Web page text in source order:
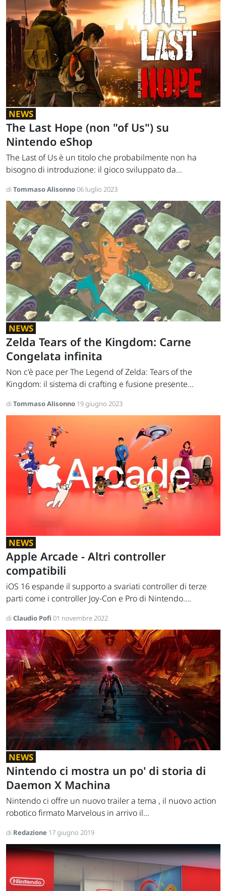
NEWS
The Last Hope (non "of Us") su
Nintendo eShop
The Last of Us è un titolo che probabilmente non ha
bisogno di introduzione: il gioco sviluppato da...
di Tommaso Alisonno06 luglio 2023
NEWS
Zelda Tears of the Kingdom: Carne
Congelata infinita
Non c'è pace per The Legend of Zelda: Tears of the
Kingdom: il sistema di crafting e fusione presente...
di Tommaso Alisonno 19 giugno 2023
NEWS
Apple Arcade - Altri controller
compatibili
iOS 16 espande il supporto a svariati controller di terze
parti come i controller Joy-Con e Pro di Nintendo....
di Claudio Pofi 01 novembre 2022
NEWS
Nintendo ci mostra un po' di storia di
Daemon X Machina
Nintendo ci offre un nuovo trailer a tema , il nuovo action
robotico firmato Marvelous in arrivo il...
di Redazione 17 giugno 2019